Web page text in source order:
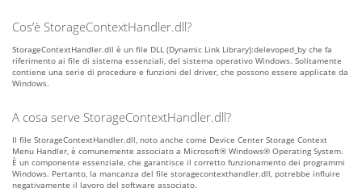
Cos’è StorageContextHandler.dll?
StorageContextHandler.dll è un file DLL (Dynamic Link Library):delevoped_by che fa
riferimento ai file di sistema essenziali, del sistema operativo Windows. Solitamente
contiene una serie di procedure e funzioni del driver, che possono essere applicate da
Windows.
A cosa serve StorageContextHandler.dll?
Il file StorageContextHandler.dll, noto anche come Device Center Storage Context
Menu Handler, è comunemente associato a Microsoft® Windows® Operating System.
È un componente essenziale, che garantisce il corretto funzionamento dei programmi
Windows. Pertanto, la mancanza del file storagecontexthandler.dll, potrebbe influire
negativamente il lavoro del software associato.